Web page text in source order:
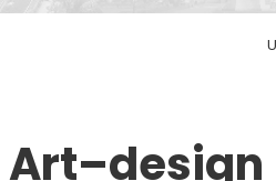
Art–design